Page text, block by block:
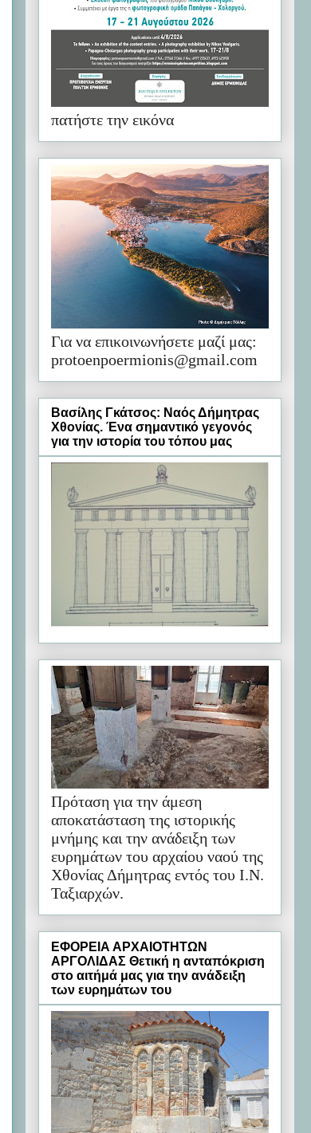
πατήστε την εικόνα
Για να επικοινωνήσετε μαζί μας:
protoenpoermionis@gmail.com
Βασίλης Γκάτσος: Ναός Δήμητρας
Χθονίας. Ένα σημαντικό γεγονός
για την ιστορία του τόπου μας
Πρόταση για την άμεση
αποκατάσταση της ιστορικής
μνήμης και την ανάδειξη των
ευρημάτων του αρχαίου ναού της
Χθονίας Δήμητρας εντός του Ι.Ν.
Ταξιαρχών.
ΕΦΟΡΕΙΑ ΑΡΧΑΙΟΤΗΤΩΝ
ΑΡΓΟΛΙΔΑΣ Θετική η ανταπόκριση
στο αιτήμά μας για την ανάδειξη
των ευρημάτων του